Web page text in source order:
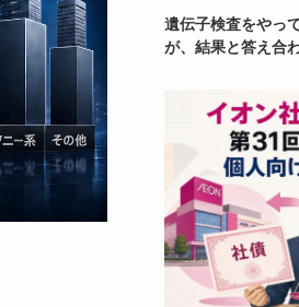
遺伝子検査をやっ
が、結果と答え合